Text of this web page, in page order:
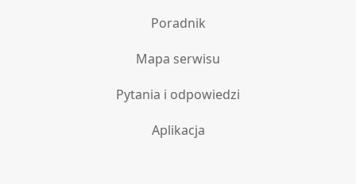
Poradnik
Mapa serwisu
Pytania i odpowiedzi
Aplikacja